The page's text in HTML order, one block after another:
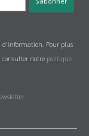
d'information. Pour plus
notre politique